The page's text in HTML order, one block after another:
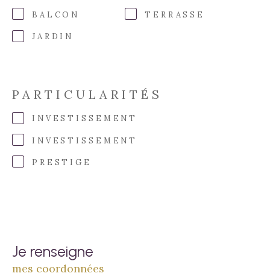
BALCON TERRASSE
JARDIN
PARTICULARITÉS
INVESTISSEMENT
INVESTISSEMENT
PRESTIGE
Je renseigne
mes coordonnées